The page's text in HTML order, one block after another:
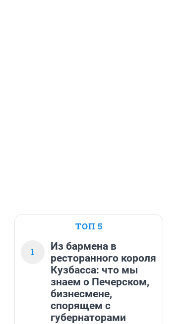
ТОП 5
1
Из бармена в
ресторанного короля
Кузбасса: что мы
знаем о Печерском,
бизнесмене,
спорящем с
губернаторами